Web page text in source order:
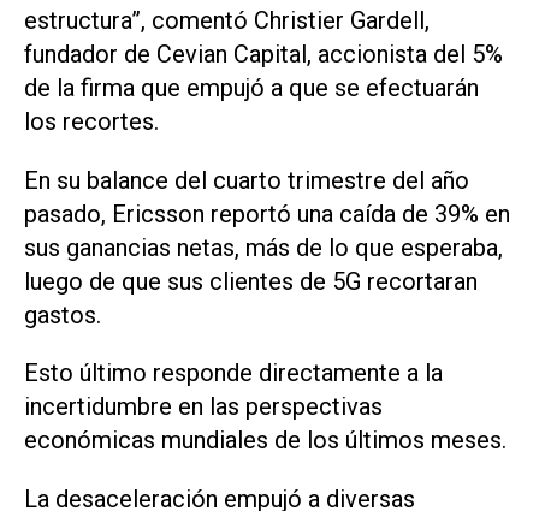
estructura”, comentó Christier Gardell,
fundador de Cevian Capital, accionista del 5%
de la firma que empujó a que se efectuarán
los recortes.
En su balance del cuarto trimestre del año
pasado, Ericsson reportó una caída de 39% en
sus ganancias netas, más de lo que esperaba,
luego de que sus clientes de 5G recortaran
gastos.
Esto último responde directamente a la
incertidumbre en las perspectivas
económicas mundiales de los últimos meses.
La desaceleración empujó a diversas